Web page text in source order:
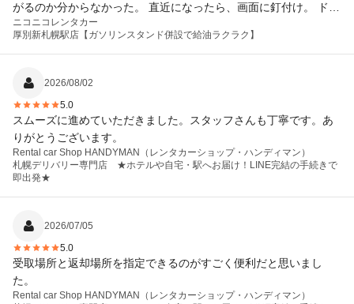
がるのか分からなかった。 直近になったら、画面に釘付け。 ドラ
イブ楽しむどころではなく、早めに切り上げて帰った。 前乗られ
た方も、困ったのでは?と思う、連絡しなかったのかな? おまけ
らと言われ帰って給油したら、平気な顔してまともに値段取られ
悪いみたいなことで、わざとのように待たされ疲れました。たま
たまでしょうけど、疲れる旅でした。
ニコニコレンタカー
厚別新札幌駅店【ガソリンスタンド併設で給油ラクラク】
2026/08/02
5.0
スムーズに進めていただきました。スタッフさんも丁寧です。あ
りがとうございます。
Rental car Shop HANDYMAN（レンタカーショップ・ハンディマン）
札幌デリバリー専門店 ★ホテルや自宅・駅へお届け！LINE完結の手続きで
即出発★
2026/07/05
5.0
受取場所と返却場所を指定できるのがすごく便利だと思いまし
た。
Rental car Shop HANDYMAN（レンタカーショップ・ハンディマン）